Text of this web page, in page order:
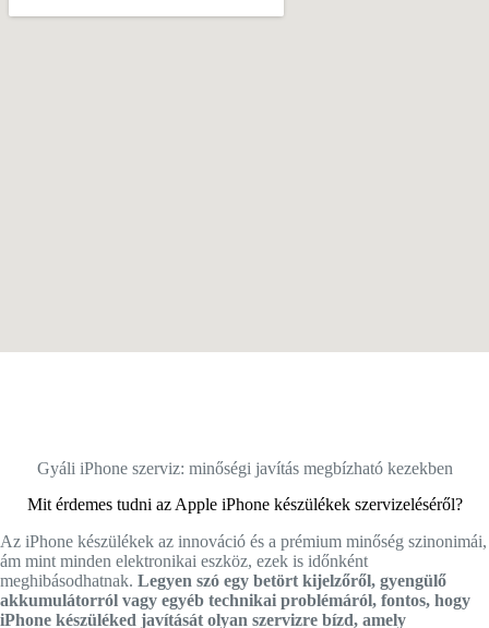
Gyáli iPhone szerviz: minőségi javítás megbízható kezekben
Mit érdemes tudni az Apple iPhone készülékek szervizeléséről?
Az iPhone készülékek az innováció és a prémium minőség szinonimái,
ám mint minden elektronikai eszköz, ezek is időnként
meghibásodhatnak. Legyen szó egy betört kijelzőről, gyengülő
akkumulátorról vagy egyéb technikai problémáról, fontos, hogy
iPhone készüléked javítását olyan szervizre bízd, amely